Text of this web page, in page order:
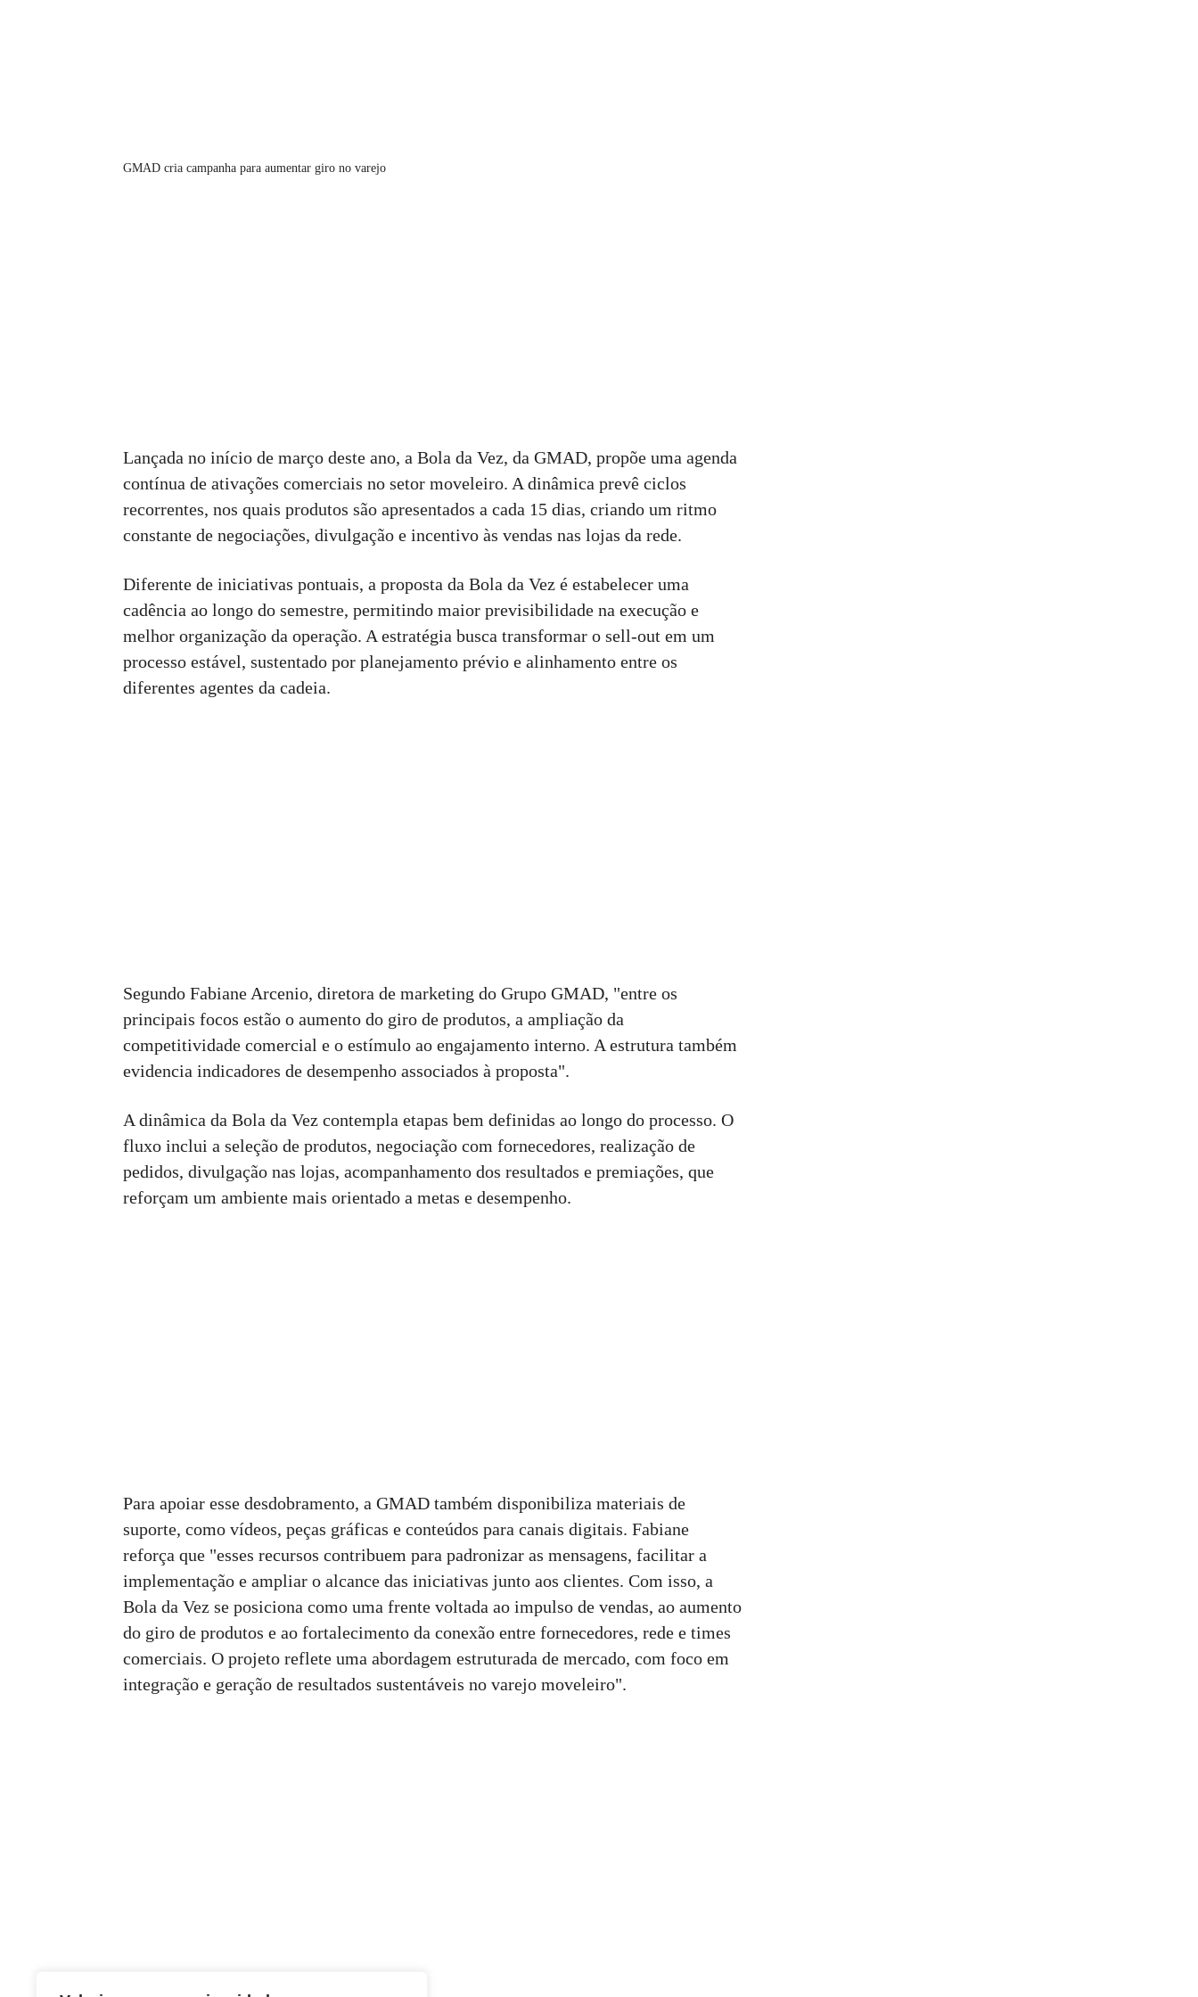
GMAD cria campanha para aumentar giro no varejo
Lançada no início de março deste ano, a Bola da Vez, da GMAD, propõe uma agenda
contínua de ativações comerciais no setor moveleiro. A dinâmica prevê ciclos
recorrentes, nos quais produtos são apresentados a cada 15 dias, criando um ritmo
constante de negociações, divulgação e incentivo às vendas nas lojas da rede.
Diferente de iniciativas pontuais, a proposta da Bola da Vez é estabelecer uma
cadência ao longo do semestre, permitindo maior previsibilidade na execução e
melhor organização da operação. A estratégia busca transformar o sell-out em um
processo estável, sustentado por planejamento prévio e alinhamento entre os
diferentes agentes da cadeia.
Segundo Fabiane Arcenio, diretora de marketing do Grupo GMAD, "entre os
principais focos estão o aumento do giro de produtos, a ampliação da
competitividade comercial e o estímulo ao engajamento interno. A estrutura também
evidencia indicadores de desempenho associados à proposta".
A dinâmica da Bola da Vez contempla etapas bem definidas ao longo do processo. O
fluxo inclui a seleção de produtos, negociação com fornecedores, realização de
pedidos, divulgação nas lojas, acompanhamento dos resultados e premiações, que
reforçam um ambiente mais orientado a metas e desempenho.
Para apoiar esse desdobramento, a GMAD também disponibiliza materiais de
suporte, como vídeos, peças gráficas e conteúdos para canais digitais. Fabiane
reforça que "esses recursos contribuem para padronizar as mensagens, facilitar a
implementação e ampliar o alcance das iniciativas junto aos clientes. Com isso, a
Bola da Vez se posiciona como uma frente voltada ao impulso de vendas, ao aumento
do giro de produtos e ao fortalecimento da conexão entre fornecedores, rede e times
comerciais. O projeto reflete uma abordagem estruturada de mercado, com foco em
integração e geração de resultados sustentáveis no varejo moveleiro".